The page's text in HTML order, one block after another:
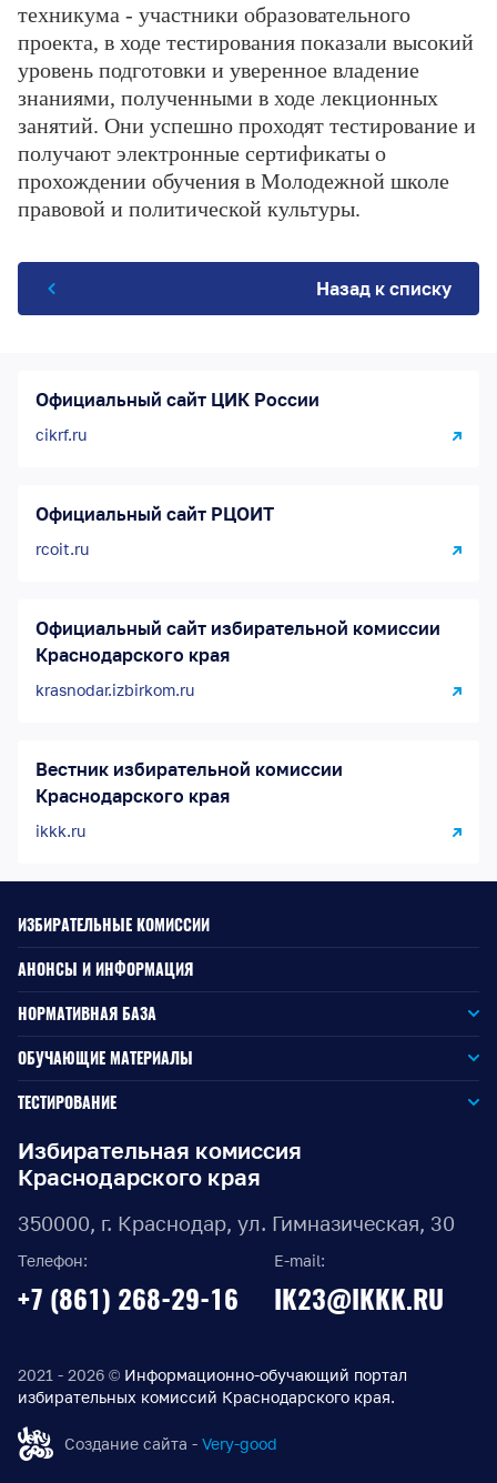
техникума - участники образовательного
проекта, в ходе тестирования показали высокий
уровень подготовки и уверенное владение
знаниями, полученными в ходе лекционных
занятий. Они успешно проходят тестирование и
получают электронные сертификаты о
прохождении обучения в Молодежной школе
правовой и политической культуры.
Назад к списку
Официальный сайт ЦИК России
cikrf.ru
Официальный сайт РЦОИТ
rcoit.ru
Официальный сайт избирательной комиссии
Краснодарского края
krasnodar.izbirkom.ru
Вестник избирательной комиссии
Краснодарского края
ikkk.ru
Избирательная комиссия
Краснодарского края
350000, г. Краснодар, ул. Гимназическая, 30
Телефон:
+7 (861) 268-29-16
E-mail:
IK23@IKKK.RU
2021 - 2026 © Информационно-обучающий портал
избирательных комиссий Краснодарского края.
Создание сайта - Very-good
ИЗБИРАТЕЛЬНЫЕ КОМИССИИ
АНОНСЫ И ИНФОРМАЦИЯ
НОРМАТИВНАЯ БАЗА
Законодательство РФ
Законодательство КК
Документы ЦИК России
Документы ИККК
Выборы Губернатора Краснодарского края
Краснодарского края
края
Правовые акты по выборам депутатов Государственной
Думы Федерального Собрания РФ восьмого созыва
ОБУЧАЮЩИЕ МАТЕРИАЛЫ
Для окружной избирательной комиссии
Для территориальной избирательной комиссии
Для участковой избирательной комиссии
ТЕСТИРОВАНИЕ
Для членов участковых избирательных комиссий